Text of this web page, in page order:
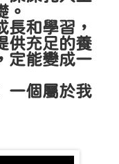
。
長和學習，
供充足的養
定能變成一
一個屬於我